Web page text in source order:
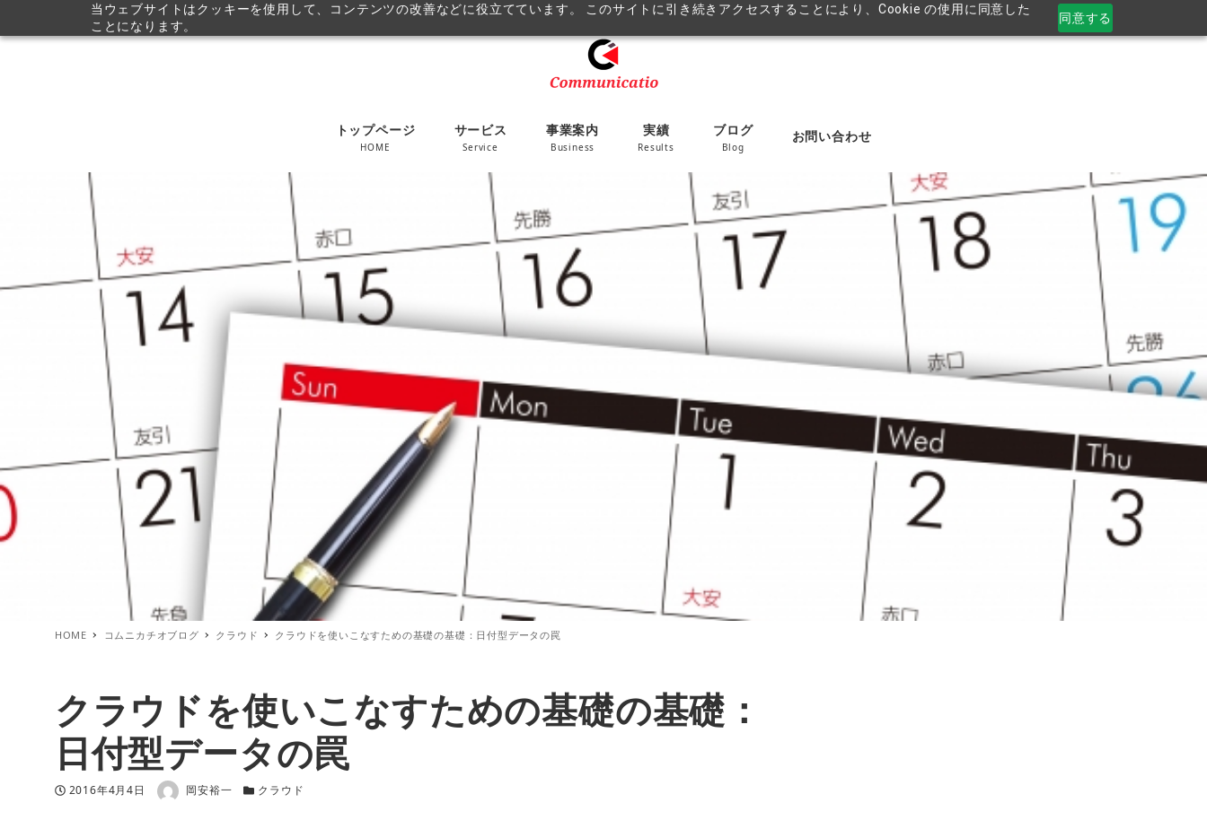
当ウェブサイトはクッキーを使用して、コンテンツの改善などに役立てています。 このサイトに引き続きアクセスすることにより、Cookie の使用に同意した
ことになります。
同意する
トップページ
HOME
サービス
Service
事業案内
Business
実績
Results
ブログ
Blog
お問い合わせ
HOME コムニカチオブログ クラウド クラウドを使いこなすための基礎の基礎：日付型データの罠
クラウドを使いこなすための基礎の基礎：
日付型データの罠
投稿日
2016年4月4日 著者 岡安裕一 カテゴリー
クラウド